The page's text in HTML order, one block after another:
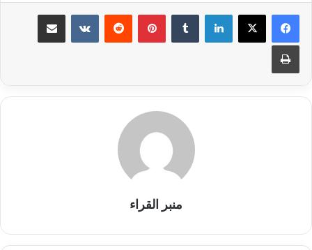
لينكدإن بينتيريست
طباعة
منبر القراء